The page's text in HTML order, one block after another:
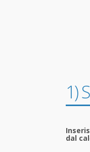
1)
dal